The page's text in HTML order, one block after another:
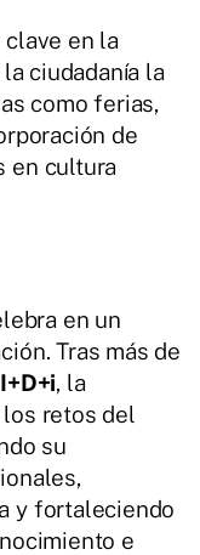
clave en la
ciudadanía la
como ferias,
de
en cultura
en un
Tras más de
I+D+i, la
retos del
su
y fortaleciendo
e